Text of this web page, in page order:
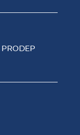
PRODEP